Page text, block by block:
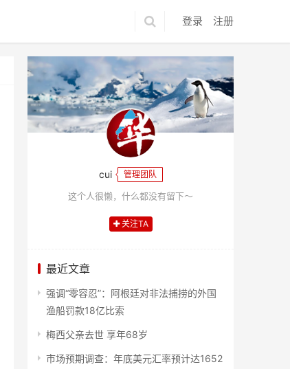
登录 注册
cui 管理团队
这个人很懒，什么都没有留下～
关注TA
最近文章
强调“零容忍”：阿根廷对非法捕捞的外国
渔船罚款18亿比索
梅西父亲去世 享年68岁
市场预期调查：年底美元汇率预计达1652